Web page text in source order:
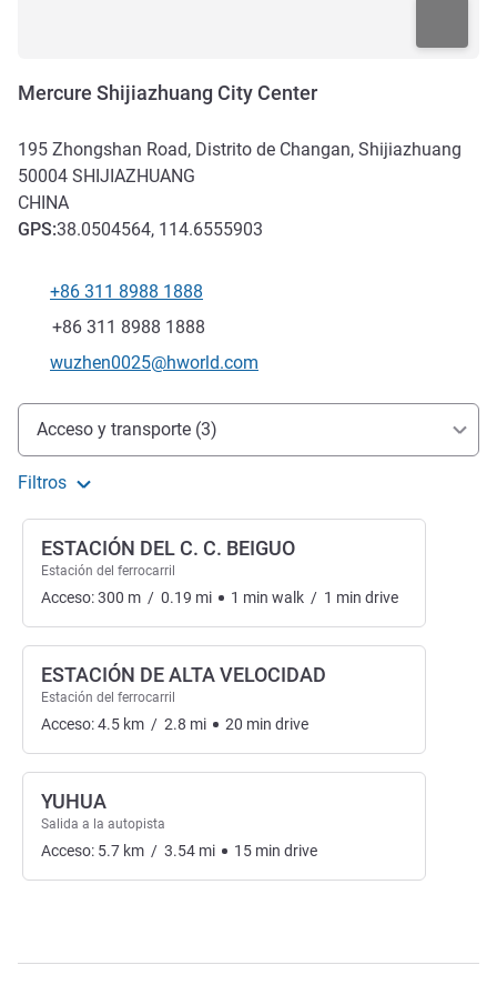
Mercure Shijiazhuang City Center
195 Zhongshan Road, Distrito de Changan, Shijiazhuang
50004 SHIJIAZHUANG
CHINA
GPS:38.0504564, 114.6555903
Teléfono
+86 311 8988 1888
Fax
+86 311 8988 1888
Correo electrónico de contacto
wuzhen0025@hworld.com
Acceso y transporte
Acceso y transporte (3)
Filtros
ESTACIÓN DEL C. C. BEIGUO
Estación del ferrocarril
Acceso:300 m / 0.19 mi 1 min walk / 1 min drive
ESTACIÓN DE ALTA VELOCIDAD
Estación del ferrocarril
Acceso:4.5 km / 2.8 mi 20 min drive
YUHUA
Salida a la autopista
Acceso: 5.7 km / 3.54 mi 15 min drive